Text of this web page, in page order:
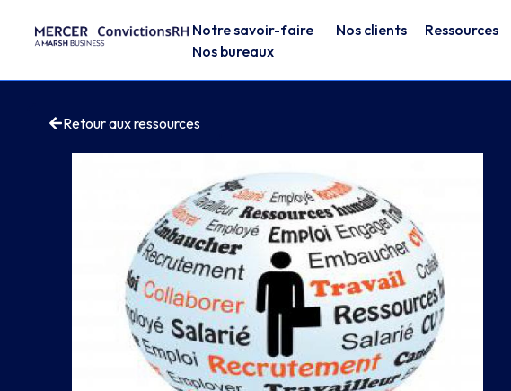
Notre savoir-faire Nos clients
Ressources
Nos bureaux
Retour aux ressources